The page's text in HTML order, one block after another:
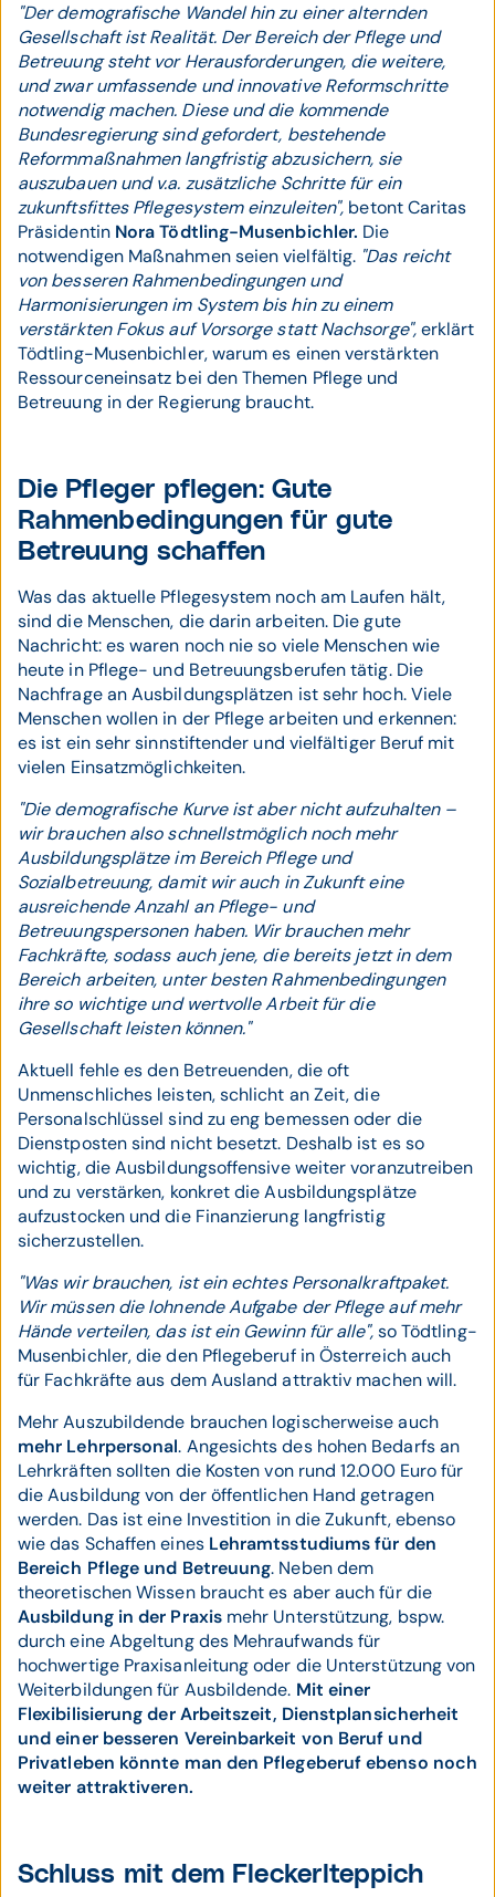
"Der demografische Wandel hin zu einer alternden
Gesellschaft ist Realität. Der Bereich der Pflege und
Betreuung steht vor Herausforderungen, die weitere,
und zwar umfassende und innovative Reformschritte
notwendig machen. Diese und die kommende
Bundesregierung sind gefordert, bestehende
Reformmaßnahmen langfristig abzusichern, sie
auszubauen und v.a. zusätzliche Schritte für ein
zukunftsfittes Pflegesystem einzuleiten", betont Caritas
Präsidentin Nora Tödtling-Musenbichler. Die
notwendigen Maßnahmen seien vielfältig. "Das reicht
von besseren Rahmenbedingungen und
Harmonisierungen im System bis hin zu einem
verstärkten Fokus auf Vorsorge statt Nachsorge",erklärt
Tödtling-Musenbichler, warum es einen verstärkten
Ressourceneinsatz bei den Themen Pflege und
Betreuung in der Regierung braucht.
Die Pfleger pflegen: Gute
Rahmenbedingungen für gute
Betreuung schaffen
Was das aktuelle Pflegesystem noch am Laufen hält,
sind die Menschen, die darin arbeiten. Die gute
Nachricht: es waren noch nie so viele Menschen wie
heute in Pflege- und Betreuungsberufen tätig. Die
Nachfrage an Ausbildungsplätzen ist sehr hoch. Viele
Menschen wollen in der Pflege arbeiten und erkennen:
es ist ein sehr sinnstiftender und vielfältiger Beruf mit
vielen Einsatzmöglichkeiten.
"Die demografische Kurve ist aber nicht aufzuhalten –
wir brauchen also schnellstmöglich noch mehr
Ausbildungsplätze im Bereich Pflege und
Sozialbetreuung, damit wir auch in Zukunft eine
ausreichende Anzahl an Pflege- und
Betreuungspersonen haben. Wir brauchen mehr
Fachkräfte, sodass auch jene, die bereits jetzt in dem
Bereich arbeiten, unter besten Rahmenbedingungen
ihre so wichtige und wertvolle Arbeit für die
Gesellschaft leisten können."
Aktuell fehle es den Betreuenden, die oft
Unmenschliches leisten, schlicht an Zeit, die
Personalschlüssel sind zu eng bemessen oder die
Dienstposten sind nicht besetzt. Deshalb ist es so
wichtig, die Ausbildungsoffensive weiter voranzutreiben
und zu verstärken, konkret die Ausbildungsplätze
aufzustocken und die Finanzierung langfristig
sicherzustellen.
"Was wir brauchen, ist ein echtes Personalkraftpaket.
Wir müssen die lohnende Aufgabe der Pflege auf mehr
Hände verteilen, das ist ein Gewinn für alle",so Tödtling-
Musenbichler, die den Pflegeberuf in Österreich auch
für Fachkräfte aus dem Ausland attraktiv machen will.
Mehr Auszubildende brauchen logischerweise auch
mehr Lehrpersonal. Angesichts des hohen Bedarfs an
Lehrkräften sollten die Kosten von rund 12.000 Euro für
die Ausbildung von der öffentlichen Hand getragen
werden. Das ist eine Investition in die Zukunft, ebenso
wie das Schaffen eines Lehramtsstudiums für den
Bereich Pflege und Betreuung. Neben dem
theoretischen Wissen braucht es aber auch für die
Ausbildung in der Praxis mehr Unterstützung, bspw.
durch eine Abgeltung des Mehraufwands für
hochwertige Praxisanleitung oder die Unterstützung von
Weiterbildungen für Ausbildende. Mit einer
Flexibilisierung der Arbeitszeit, Dienstplansicherheit
und einer besseren Vereinbarkeit von Beruf und
Privatleben könnte man den Pflegeberuf ebenso noch
weiter attraktiveren.
Schluss mit dem Fleckerlteppich